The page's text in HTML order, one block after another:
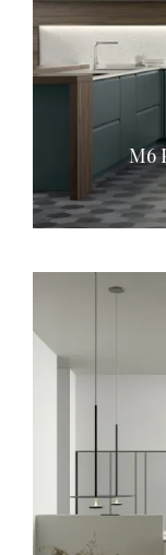
M6